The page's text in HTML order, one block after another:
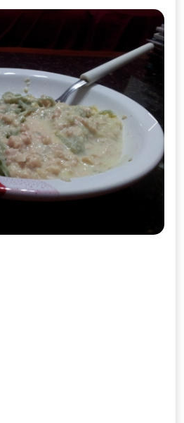
Next